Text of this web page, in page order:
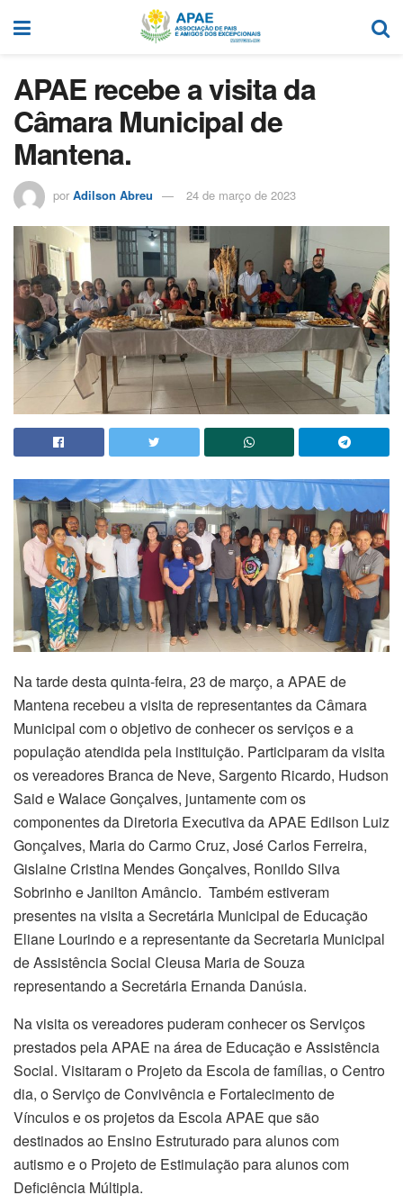
APAE recebe a visita da
Câmara Municipal de
Mantena.
por Adilson Abreu 24 de março de 2023
Na tarde desta quinta-feira, 23 de março, a APAE de
Mantena recebeu a visita de representantes da Câmara
Municipal com o objetivo de conhecer os serviços e a
população atendida pela instituição. Participaram da visita
os vereadores Branca de Neve, Sargento Ricardo, Hudson
Said e Walace Gonçalves, juntamente com os
componentes da Diretoria Executiva da APAE Edilson Luiz
Gonçalves, Maria do Carmo Cruz, José Carlos Ferreira,
Gislaine Cristina Mendes Gonçalves, Ronildo Silva
Sobrinho e Janilton Amâncio. Também estiveram
presentes na visita a Secretária Municipal de Educação
Eliane Lourindo e a representante da Secretaria Municipal
de Assistência Social Cleusa Maria de Souza
representando a Secretária Ernanda Danúsia.
Na visita os vereadores puderam conhecer os Serviços
prestados pela APAE na área de Educação e Assistência
Social. Visitaram o Projeto da Escola de famílias, o Centro
dia, o Serviço de Convivência e Fortalecimento de
Vínculos e os projetos da Escola APAE que são
destinados ao Ensino Estruturado para alunos com
autismo e o Projeto de Estimulação para alunos com
Deficiência Múltipla.